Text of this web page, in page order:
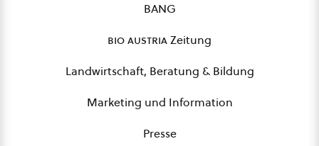
BANG
bio austriaZeitung
Landwirtschaft, Beratung & Bildung
Marketing und Information
Presse